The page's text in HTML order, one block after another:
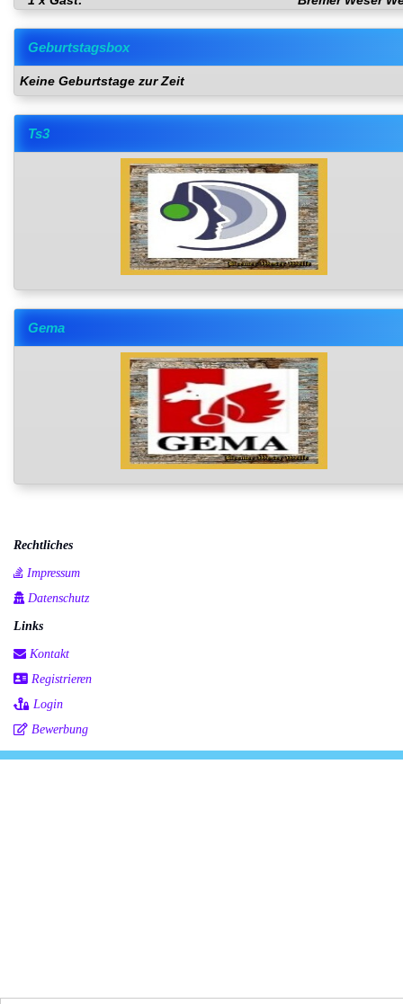
Geburtstagsbox
Keine Geburtstage zur Zeit
Ts3
Gema
Rechtliches
Impressum
Datenschutz
Links
Kontakt
Registrieren
Login
Bewerbung